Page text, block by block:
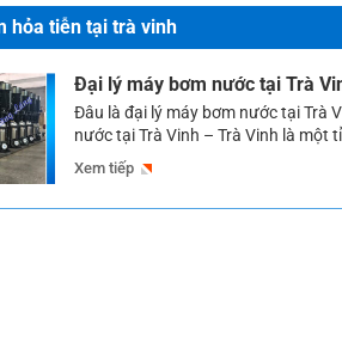
hỏa tiễn tại trà vinh
Đại lý máy bơm nước tại Trà
Đâu là đại lý máy bơm nước tại Trà
nước tại Trà Vinh – Trà Vinh là một
có nhu cầu sử dụng nước lớn để
hay phục vụ cho tưới tiêu, […]
Xem tiếp